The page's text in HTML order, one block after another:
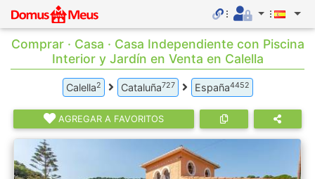
Comprar · Casa · Casa Independiente con Piscina
Interior y Jardín en Venta en Calella
Calella2 Cataluña727 España4452
AGREGAR A FAVORITOS